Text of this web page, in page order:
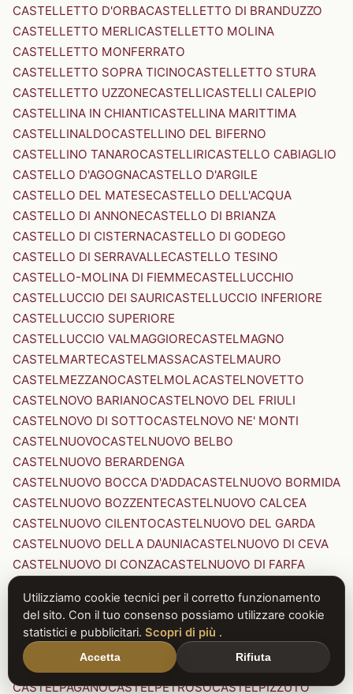
CASTELLETTO D'ORBACASTELLETTO DI BRANDUZZO
CASTELLETTO MERLICASTELLETTO MOLINA
CASTELLETTO MONFERRATO
CASTELLETTO SOPRA TICINOCASTELLETTO STURA
CASTELLETTO UZZONECASTELLICASTELLI CALEPIO
CASTELLINA IN CHIANTICASTELLINA MARITTIMA
CASTELLINALDOCASTELLINO DEL BIFERNO
CASTELLINO TANAROCASTELLIRICASTELLO CABIAGLIO
CASTELLO D'AGOGNACASTELLO D'ARGILE
CASTELLO DEL MATESECASTELLO DELL'ACQUA
CASTELLO DI ANNONECASTELLO DI BRIANZA
CASTELLO DI CISTERNACASTELLO DI GODEGO
CASTELLO DI SERRAVALLECASTELLO TESINO
CASTELLO-MOLINA DI FIEMMECASTELLUCCHIO
CASTELLUCCIO DEI SAURICASTELLUCCIO INFERIORE
CASTELLUCCIO SUPERIORE
CASTELLUCCIO VALMAGGIORECASTELMAGNO
CASTELMARTECASTELMASSACASTELMAURO
CASTELMEZZANOCASTELMOLACASTELNOVETTO
CASTELNOVO BARIANOCASTELNOVO DEL FRIULI
CASTELNOVO DI SOTTOCASTELNOVO NE' MONTI
CASTELNUOVOCASTELNUOVO BELBO
CASTELNUOVO BERARDENGA
CASTELNUOVO BOCCA D'ADDACASTELNUOVO BORMIDA
CASTELNUOVO BOZZENTECASTELNUOVO CALCEA
CASTELNUOVO CILENTOCASTELNUOVO DEL GARDA
CASTELNUOVO DELLA DAUNIACASTELNUOVO DI CEVA
CASTELNUOVO DI CONZACASTELNUOVO DI FARFA
CASTELNUOVO DI PORTO CASTELNUOVO DON BOSCO
CASTELNUOVO MAGRACASTELNUOVO NIGRA
CASTELNUOVO PARANOCASTELNUOVO RANGONE
CASTELNUOVO SCRIVIA
CASTELNUOVO VAL DI CECINA
CASTELPAGANOCASTELPETROSOCASTELPIZZUTO
Utilizziamo cookie tecnici per il corretto funzionamento
del sito. Con il tuo consenso possiamo utilizzare cookie
statistici e pubblicitari. Scopri di più .
Accetta Rifiuta